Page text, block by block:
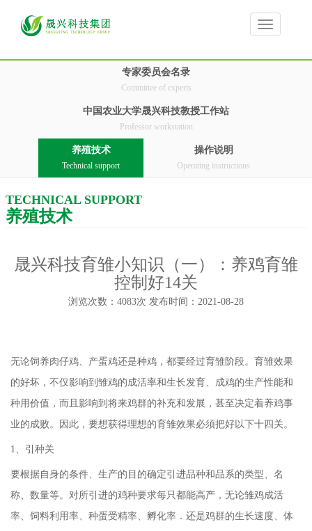
Toggle
专家委员会名录
Committee of experts
中国农业大学晟兴科技教授工作站
Professor workstation
养殖技术
Technical support
操作说明
Operating instructions
TECHNICAL SUPPORT
养殖技术
晟兴科技育雏小知识（一）：养鸡育雏
控制好14关
浏览次数：4083次 发布时间：2021-08-28
无论饲养肉仔鸡、产蛋鸡还是种鸡，都要经过育雏阶段。育雏效果
的好坏，不仅影响到雏鸡的成活率和生长发育、成鸡的生产性能和
种用价值，而且影响到将来鸡群的补充和发展，甚至决定着养鸡事
业的成败。因此，要想获得理想的育雏效果必须把好以下十四关。
1、引种关
要根据自身的条件、生产的目的确定引进品种和品系的类型、名
称、数量等。对所引进的鸡种要求每只都能高产，无论雏鸡成活
率、饲料利用率、种蛋受精率、孵化率．还是鸡群的生长速度、体